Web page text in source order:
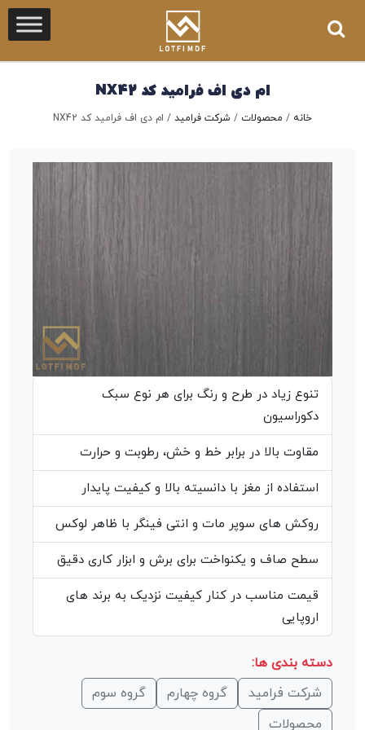
ام دی اف فرامید کد NX42
خانه / محصولات / شرکت فرامید / ام دی اف فرامید کد NX42
تنوع زیاد در طرح و رنگ برای هر نوع سبک
دکوراسیون
مقاوت بالا در برابر خط و خش، رطوبت و حرارت
استفاده از مغز با دانسیته بالا و کیفیت پایدار
روکش های سوپر مات و انتی فینگر با ظاهر لوکس
سطح صاف و یکنواخت برای برش و ابزار کاری دقیق
قیمت مناسب در کنار کیفیت نزدیک به برند های
اروپایی
دسته بندی ها:
شرکت فرامید
گروه چهارم
گروه سوم
محصولات